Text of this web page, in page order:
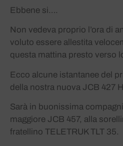
Ebbene si….
Non vedeva proprio l’ora di
voluto essere allestita
questa mattina presto verso
Ecco alcune istantanee del
della nostra nuova JCB 427
Sarà in buonissima
maggiore JCB 457, alla
fratellino TELETRUK TLT 35.